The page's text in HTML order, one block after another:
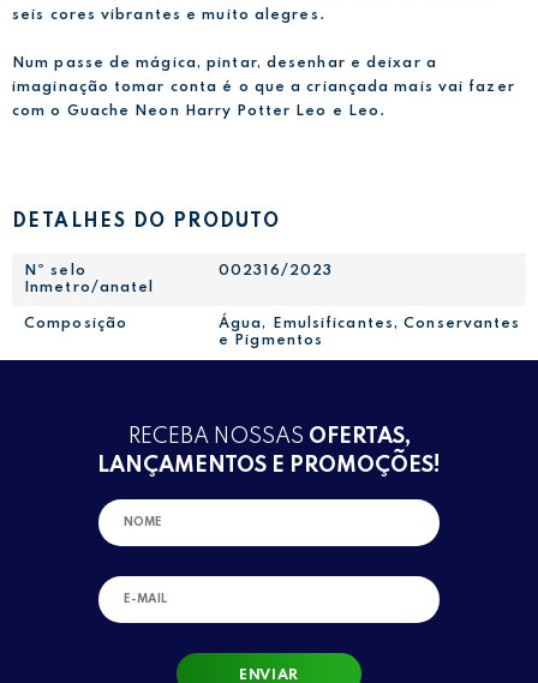
seis cores vibrantes e muito alegres.
Num passe de mágica, pintar, desenhar e deixar a
imaginação tomar conta é o que a criançada mais vai fazer
com o Guache Neon Harry Potter Leo e Leo.
DETALHES DO PRODUTO
Nº selo
Inmetro/anatel
002316/2023
Composição
Água, Emulsificantes, Conservantes
e Pigmentos
RECEBA NOSSAS OFERTAS,
LANÇAMENTOS E PROMOÇÕES!
ENVIAR